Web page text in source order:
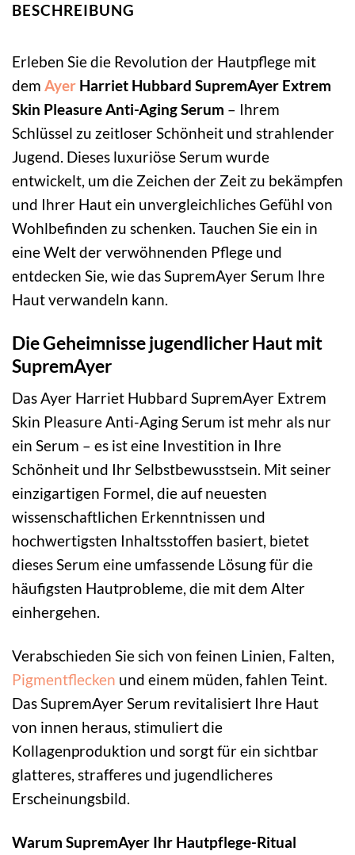
BESCHREIBUNG
Erleben Sie die Revolution der Hautpflege mit
dem Ayer Harriet Hubbard SupremAyer Extrem
Skin Pleasure Anti-Aging Serum – Ihrem
Schlüssel zu zeitloser Schönheit und strahlender
Jugend. Dieses luxuriöse Serum wurde
entwickelt, um die Zeichen der Zeit zu bekämpfen
und Ihrer Haut ein unvergleichliches Gefühl von
Wohlbefinden zu schenken. Tauchen Sie ein in
eine Welt der verwöhnenden Pflege und
entdecken Sie, wie das SupremAyer Serum Ihre
Haut verwandeln kann.
Die Geheimnisse jugendlicher Haut mit
SupremAyer
Das Ayer Harriet Hubbard SupremAyer Extrem
Skin Pleasure Anti-Aging Serum ist mehr als nur
ein Serum – es ist eine Investition in Ihre
Schönheit und Ihr Selbstbewusstsein. Mit seiner
einzigartigen Formel, die auf neuesten
wissenschaftlichen Erkenntnissen und
hochwertigsten Inhaltsstoffen basiert, bietet
dieses Serum eine umfassende Lösung für die
häufigsten Hautprobleme, die mit dem Alter
einhergehen.
Verabschieden Sie sich von feinen Linien, Falten,
Pigmentflecken und einem müden, fahlen Teint.
Das SupremAyer Serum revitalisiert Ihre Haut
von innen heraus, stimuliert die
Kollagenproduktion und sorgt für ein sichtbar
glatteres, strafferes und jugendlicheres
Erscheinungsbild.
Warum SupremAyer Ihr Hautpflege-Ritual